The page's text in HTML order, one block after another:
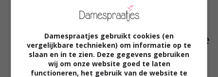
van Costa del schouwen
Costa del schouwen Duiveland haha 🏖
🏖🏖🏖
Damespraatjes gebruikt cookies (en
vergelijkbare technieken) om informatie op te
slaan en in te zien. Deze gegevens gebruiken
wij om onze website goed te laten
functioneren, het gebruik van de website te